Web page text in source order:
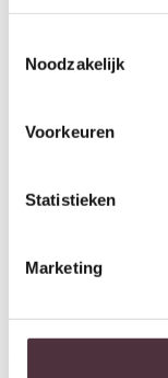
Gemonteerd geleverd
Geadviseerd
thuis
Ruim2500m2